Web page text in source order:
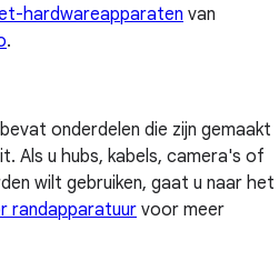
hardwareapparaten van
.
onderdelen die zijn gemaakt
Als u hubs, kabels, camera's of
wilt gebruiken, gaat u naar het
randapparatuur voor meer